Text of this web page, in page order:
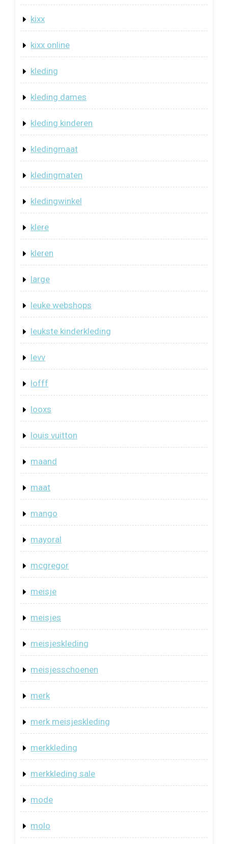
kixx
kixx online
kleding
kleding dames
kleding kinderen
kledingmaat
kledingmaten
kledingwinkel
klere
kleren
large
leuke webshops
leukste kinderkleding
levv
lofff
looxs
louis vuitton
maand
maat
mango
mayoral
mcgregor
meisje
meisjes
meisjeskleding
meisjesschoenen
merk
merk meisjeskleding
merkkleding
merkkleding sale
mode
molo